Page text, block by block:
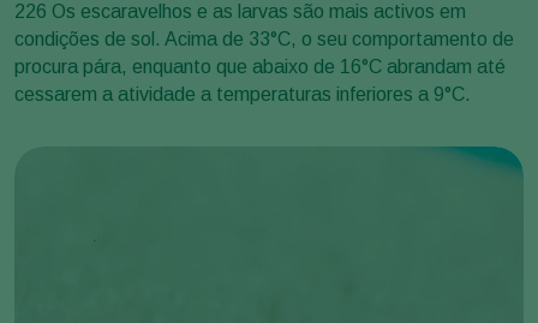
226 Os escaravelhos e as larvas são mais activos em
condições de sol. Acima de 33°C, o seu comportamento de
procura pára, enquanto que abaixo de 16°C abrandam até
cessarem a atividade a temperaturas inferiores a 9°C.